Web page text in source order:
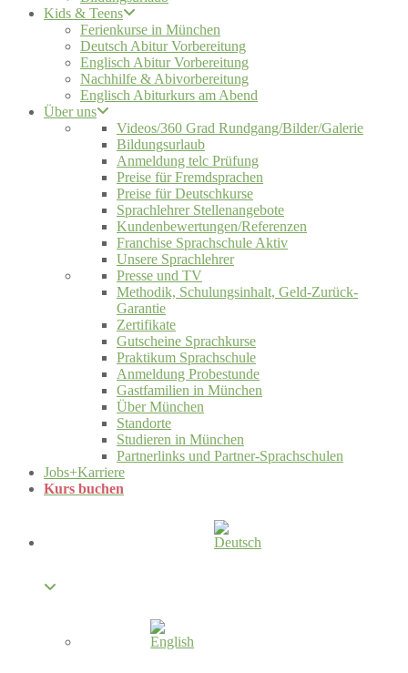
Kids & Teens
Ferienkurse in München
Deutsch Abitur Vorbereitung
Englisch Abitur Vorbereitung
Nachhilfe & Abivorbereitung
Englisch Abiturkurs am Abend
Über uns
Videos/360 Grad Rundgang/Bilder/Galerie
Bildungsurlaub
Anmeldung telc Prüfung
Preise für Fremdsprachen
Preise für Deutschkurse
Sprachlehrer Stellenangebote
Kundenbewertungen/Referenzen
Franchise Sprachschule Aktiv
Unsere Sprachlehrer
Presse und TV
Methodik, Schulungsinhalt, Geld-Zurück-
Garantie
Zertifikate
Gutscheine Sprachkurse
Praktikum Sprachschule
Anmeldung Probestunde
Gastfamilien in München
Über München
Standorte
Studieren in München
Partnerlinks und Partner-Sprachschulen
Jobs+Karriere
Kurs buchen